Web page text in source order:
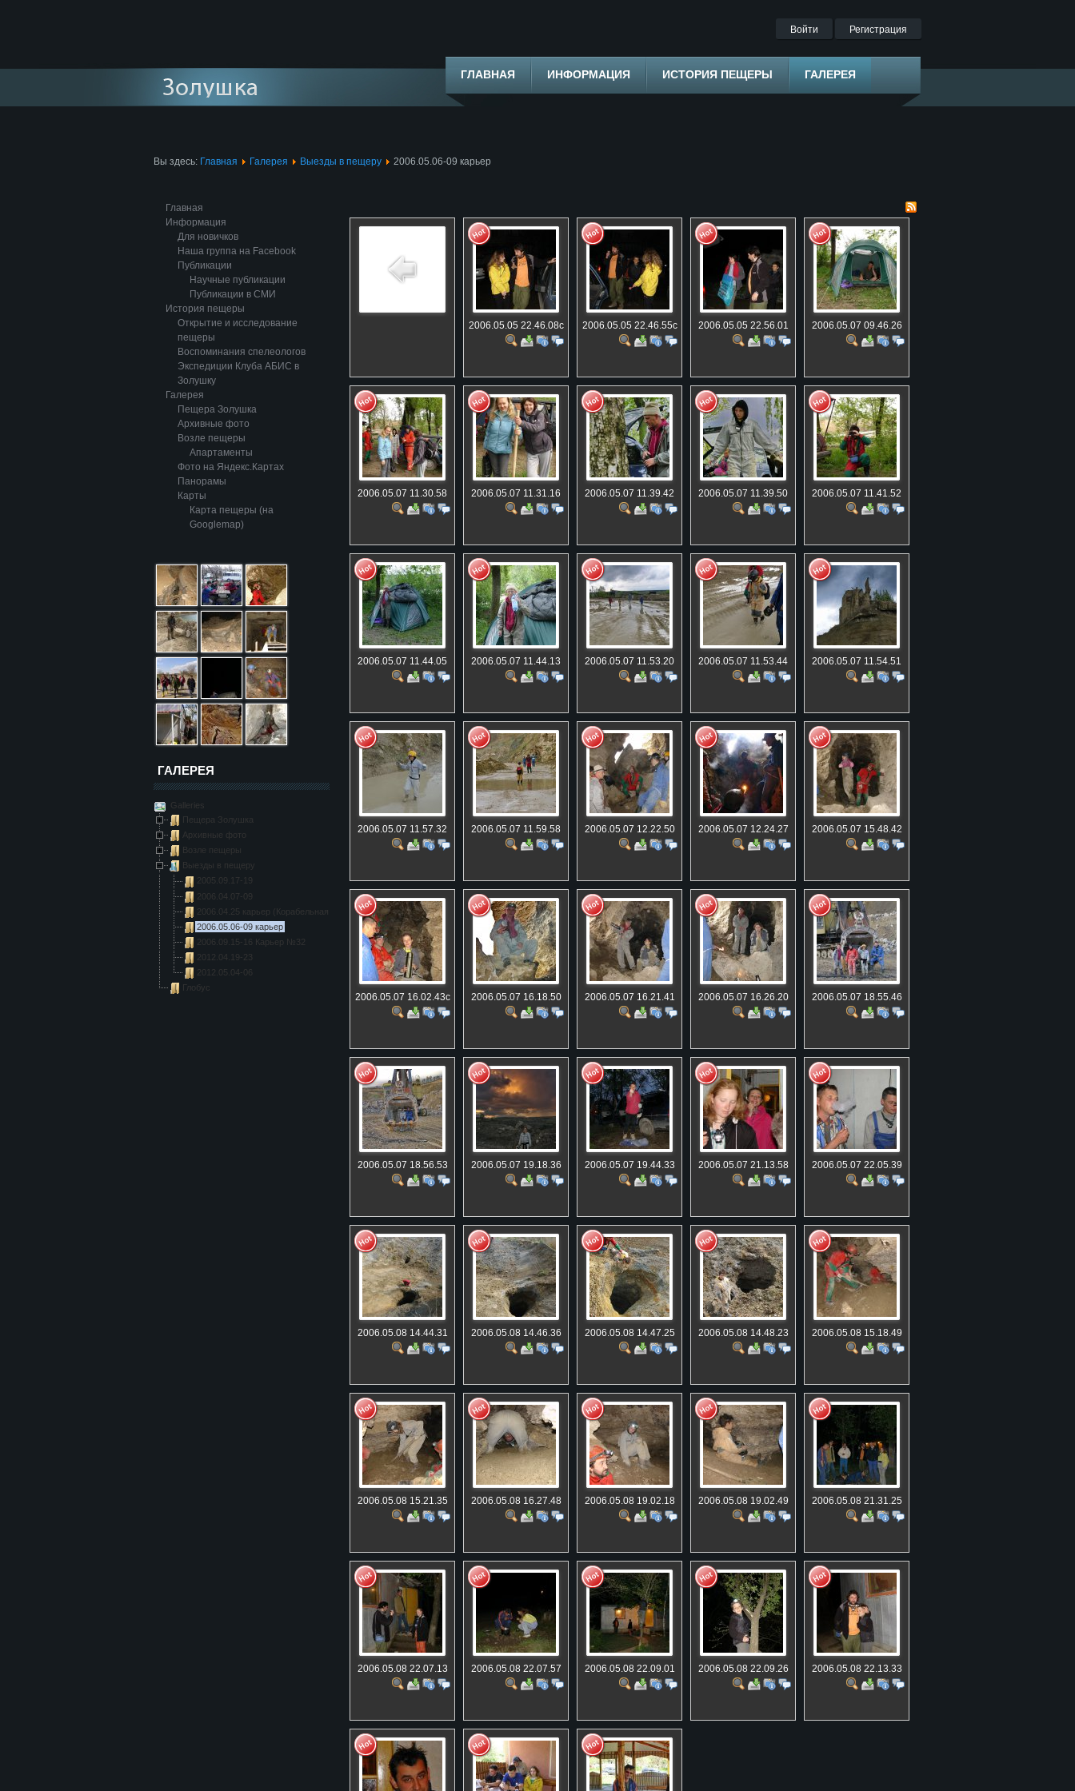
Войти Регистрация
ГЛАВНАЯ ИНФОРМАЦИЯ ИСТОРИЯ ПЕЩЕРЫ ГАЛЕРЕЯ
Вы здесь: Главная Галерея Выезды в пещеру 2006.05.06-09 карьер
Главная
Информация
Для новичков
Наша группа на Facebook
Публикации
Научные публикации
Публикации в СМИ
История пещеры
Открытие и исследование
пещеры
Воспоминания спелеологов
Экспедиции Клуба АБИС в
Золушку
Галерея
Пещера Золушка
Архивные фото
Возле пещеры
Апартаменты
Фото на Яндекс.Картах
Панорамы
Карты
Карта пещеры (на
Googlemap)
ГАЛЕРЕЯ
Galleries
Пещера Золушка
Архивные фото
Возле пещеры
Выезды в пещеру
2005.09.17-19
2006.04.07-09
2006.04.25 карьер (Корабельная, Орлиная)
2006.05.06-09 карьер
2006.09.15-16 Карьер №32
2012.04.19-23
2012.05.04-06
Глобус
2006.05.05 22.46.08c 2006.05.05 22.46.55c 2006.05.05 22.56.01 2006.05.07 09.46.26
2006.05.07 11.30.58 2006.05.07 11.31.16 2006.05.07 11.39.42 2006.05.07 11.39.50 2006.05.07 11.41.52
2006.05.07 11.44.05 2006.05.07 11.44.13 2006.05.07 11.53.20 2006.05.07 11.53.44 2006.05.07 11.54.51
2006.05.07 11.57.32 2006.05.07 11.59.58 2006.05.07 12.22.50 2006.05.07 12.24.27 2006.05.07 15.48.42
2006.05.07 16.02.43c 2006.05.07 16.18.50 2006.05.07 16.21.41 2006.05.07 16.26.20 2006.05.07 18.55.46
2006.05.07 18.56.53 2006.05.07 19.18.36 2006.05.07 19.44.33 2006.05.07 21.13.58 2006.05.07 22.05.39
2006.05.08 14.44.31 2006.05.08 14.46.36 2006.05.08 14.47.25 2006.05.08 14.48.23 2006.05.08 15.18.49
2006.05.08 15.21.35 2006.05.08 16.27.48 2006.05.08 19.02.18 2006.05.08 19.02.49 2006.05.08 21.31.25
2006.05.08 22.07.13 2006.05.08 22.07.57 2006.05.08 22.09.01 2006.05.08 22.09.26 2006.05.08 22.13.33